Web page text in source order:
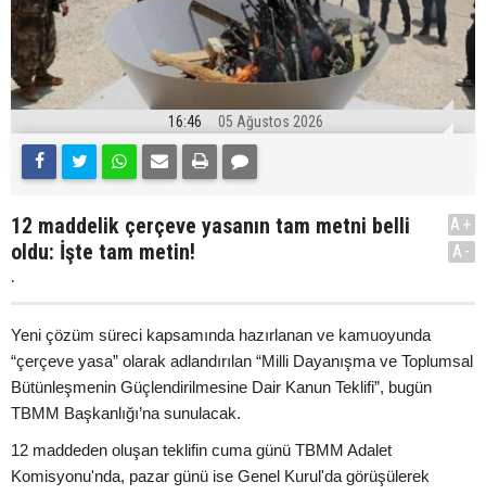
16:46 05 Ağustos 2026
12 maddelik çerçeve yasanın tam metni belli
oldu: İşte tam metin!
.
A+
A-
Yeni çözüm süreci kapsamında hazırlanan ve kamuoyunda
“çerçeve yasa” olarak adlandırılan “Milli Dayanışma ve Toplumsal
Bütünleşmenin Güçlendirilmesine Dair Kanun Teklifi”, bugün
TBMM Başkanlığı’na sunulacak.
12 maddeden oluşan teklifin cuma günü TBMM Adalet
Komisyonu'nda, pazar günü ise Genel Kurul'da görüşülerek